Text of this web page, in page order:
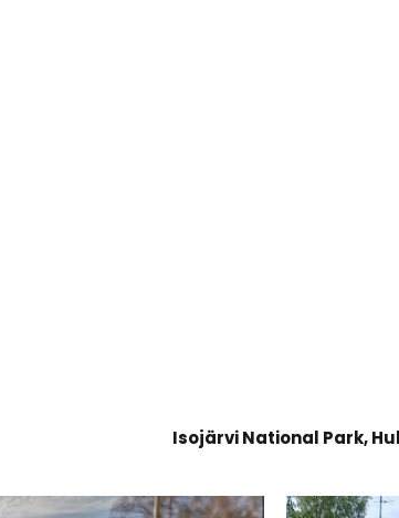
Isojärvi National Park,